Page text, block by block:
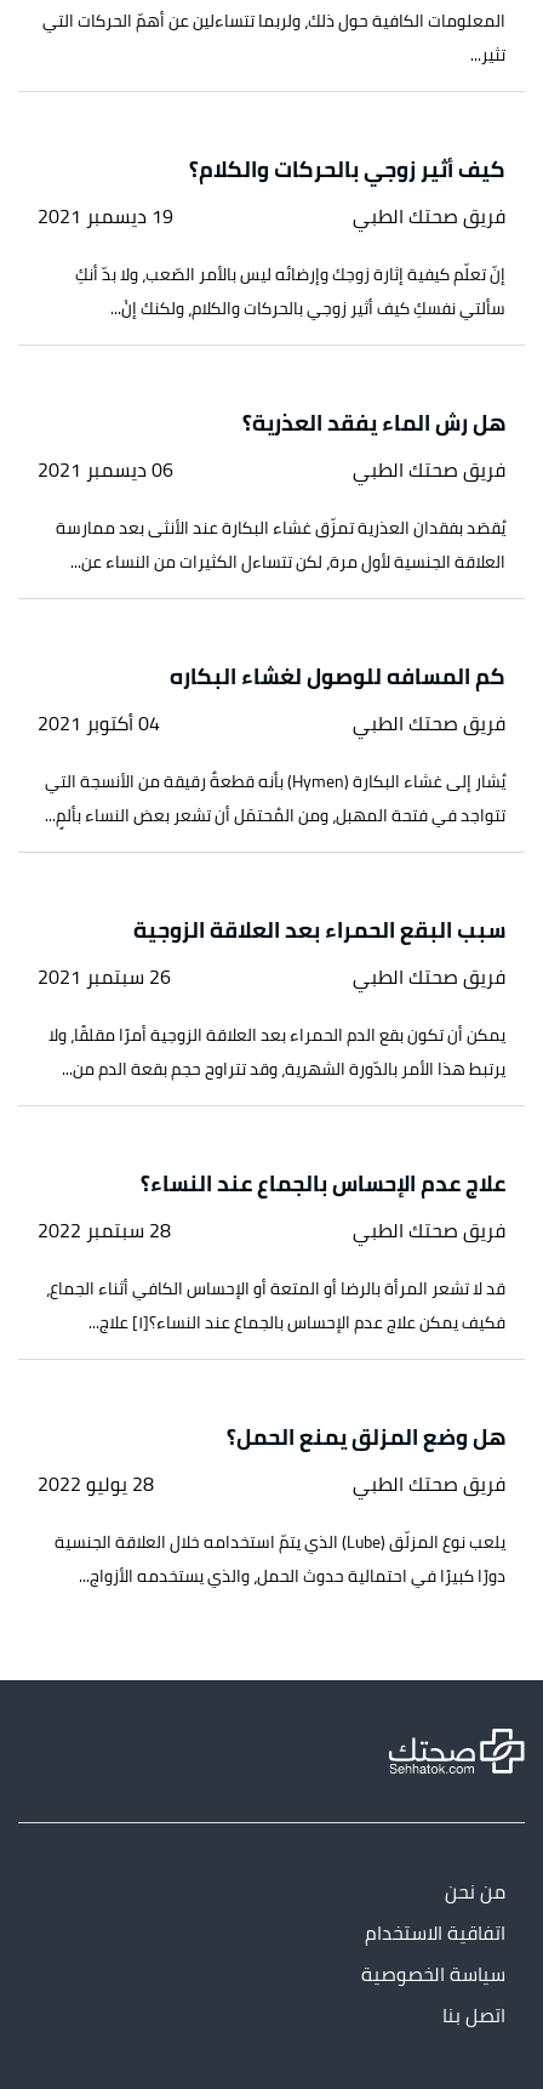
المعلومات الكافية حول ذلك، ولربما تتساءلين عن أهمّ الحركات التي
تثير...
كيف أثير زوجي بالحركات والكلام؟
فريق صحتك الطبي 19 ديسمبر 2021
إنّ تعلّم كيفية إثارة زوجك وإرضائه ليس بالأمر الصّعب، ولا بدّ أنكِ
سألتي نفسكِ كيف أثير زوجي بالحركات والكلام، ولكنك إنْ...
هل رش الماء يفقد العذرية؟
فريق صحتك الطبي 06 ديسمبر 2021
يُقصَد بفقدان العذرية تمزّق غشاء البكارة عند الأنثى بعد ممارسة
العلاقة الجنسية لأول مرة، لكن تتساءل الكثيرات من النساء عن...
كم المسافه للوصول لغشاء البكاره
فريق صحتك الطبي 04 أكتوبر 2021
يُشار إلى غشاء البكارة (Hymen) بأنه قطعةٌ رقيقة من الأنسجة التي
تتواجد في فتحة المهبل، ومن المُحتمَل أن تشعر بعض النساء بألمٍ...
سبب البقع الحمراء بعد العلاقة الزوجية
فريق صحتك الطبي 26 سبتمبر 2021
يمكن أن تكون بقع الدم الحمراء بعد العلاقة الزوجية أمرًا مقلقًا، ولا
يرتبط هذا الأمر بالدّورة الشهرية، وقد تتراوح حجم بقعة الدم من...
علاج عدم الإحساس بالجماع عند النساء؟
فريق صحتك الطبي 28 سبتمبر 2022
قد لا تشعر المرأة بالرضا أو المتعة أو الإحساس الكافي أثناء الجماع،
فكيف يمكن علاج عدم الإحساس بالجماع عند النساء؟[١] علاج...
هل وضع المزلق يمنع الحمل؟
فريق صحتك الطبي 28 يوليو 2022
يلعب نوع المزلّق (Lube) الذي يتمّ استخدامه خلال العلاقة الجنسية
دورًا كبيرًا في احتمالية حدوث الحمل، والذي يستخدمه الأزواج...
من نحن
اتفاقية الاستخدام
سياسة الخصوصية
اتصل بنا